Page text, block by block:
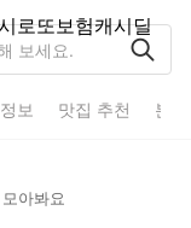
로또보험캐시딜
보 맛집 추천 분
아봐요